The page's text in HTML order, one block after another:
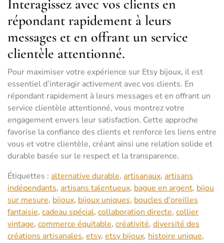
Interagissez avec vos clients en
répondant rapidement à leurs
messages et en offrant un service
clientèle attentionné.
Pour maximiser votre expérience sur Etsy bijoux, il est
essentiel d’interagir activement avec vos clients. En
répondant rapidement à leurs messages et en offrant un
service clientèle attentionné, vous montrez votre
engagement envers leur satisfaction. Cette approche
favorise la confiance des clients et renforce les liens entre
vous et votre clientèle, créant ainsi une relation solide et
durable basée sur le respect et la transparence.
Étiquettes : alternative durable, artisanaux, artisans
indépendants, artisans talentueux, bague en argent, bijou
sur mesure, bijoux, bijoux uniques, boucles d'oreilles
fantaisie, cadeau spécial, collaboration directe, collier
vintage, commerce équitable, créativité, diversité des
créations artisanales, etsy, etsy bijoux, histoire unique,